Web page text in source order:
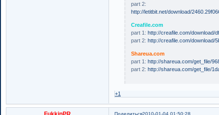
part 2:
http://letitbit.net/download/
Creafile.com
part 1: http://creafile.com/download/
part 2: http://creafile.com/download/
Shareua.com
part 1: http://shareua.com/get_file/
part 2: http://shareua.com/get_file/
+1
Поделиться2010-01-04 01:50:28